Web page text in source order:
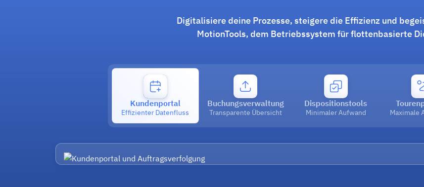
Digitalisiere deine Prozesse, steigere die Effizienz und
MotionTools, dem Betriebssystem für flottenbasierte
Kundenportal
Effizienter Datenfluss
Buchungsverwaltung
Transparente Übersicht
Dispositionstools
Minimaler Aufwand Maximale